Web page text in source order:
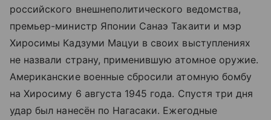
российского внешнеполитического ведомства,
премьер-министр Японии Санаэ Такаити и мэр
Хиросимы Кадзуми Мацуи в своих выступлениях
не назвали страну, применившую атомное оружие.
Американские военные сбросили атомную бомбу
на Хиросиму 6 августа 1945 года. Спустя три дня
удар был нанесён по Нагасаки. Ежегодные